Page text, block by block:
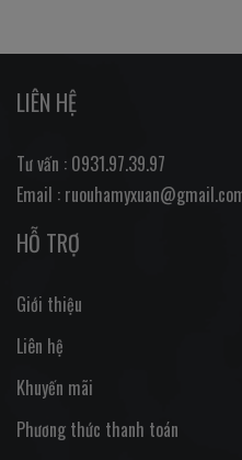
LIÊN HỆ
Tư vấn : 0931.97.39.97
Email :
HỖ TRỢ
Giới thiệu
Liên hệ
Khuyến mãi
Phương thức thanh toán